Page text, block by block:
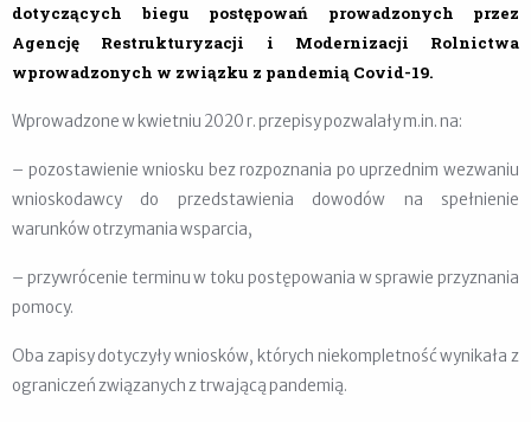
dotyczących biegu postępowań prowadzonych przez
Agencję Restrukturyzacji i Modernizacji Rolnictwa
wprowadzonych w związku z pandemią Covid-19.
Wprowadzone w kwietniu 2020 r. przepisy pozwalały m.in. na:
– pozostawienie wniosku bez rozpoznania po uprzednim wezwaniu
wnioskodawcy do przedstawienia dowodów na spełnienie
warunków otrzymania wsparcia,
– przywrócenie terminu w toku postępowania w sprawie przyznania
pomocy.
Oba zapisy dotyczyły wniosków, których niekompletność wynikała z
ograniczeń związanych z trwającą pandemią.